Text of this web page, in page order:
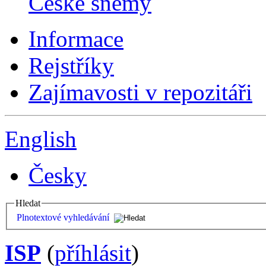
Informace
Rejstříky
Zajímavosti v repozitáři
English
Česky
Hledat
Plnotextové vyhledávání
ISP (příhlásit)